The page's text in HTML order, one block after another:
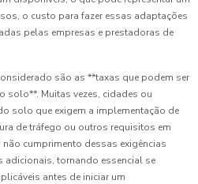
o custo para fazer essas adaptações
pelas empresas e prestadoras de
são as **taxas que podem ser
solo**. Muitas vezes, cidades ou
solo que exigem a implementação de
de tráfego ou outros requisitos em
cumprimento dessas exigências
adicionais, tornando essencial se
antes de iniciar um